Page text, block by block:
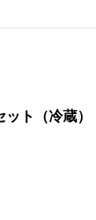
ト（冷蔵）